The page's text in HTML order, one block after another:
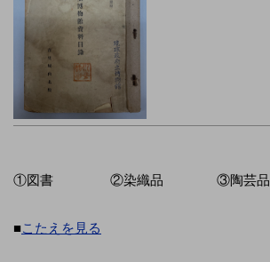
①図書 ②染織品 ③陶芸品
■こたえを見る